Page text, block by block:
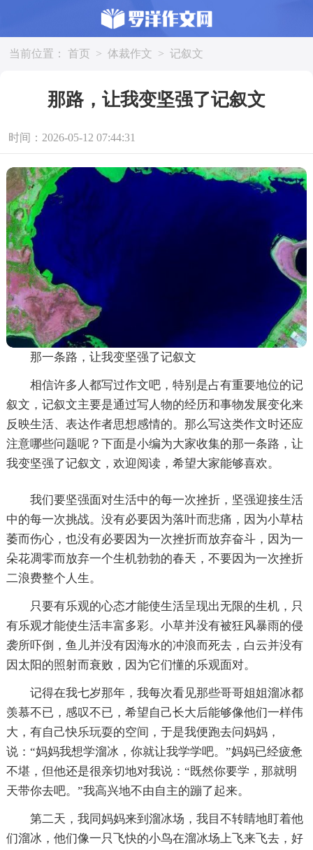
当前位置： 首页 > 体裁作文 > 记叙文
那路，让我变坚强了记叙文
时间：2026-05-12 07:44:31
那一条路，让我变坚强了记叙文
相信许多人都写过作文吧，特别是占有重要地位的记
叙文，记叙文主要是通过写人物的经历和事物发展变化来
反映生活、表达作者思想感情的。那么写这类作文时还应
注意哪些问题呢？下面是小编为大家收集的那一条路，让
我变坚强了记叙文，欢迎阅读，希望大家能够喜欢。
我们要坚强面对生活中的每一次挫折，坚强迎接生活
中的每一次挑战。没有必要因为落叶而悲痛，因为小草枯
萎而伤心，也没有必要因为一次挫折而放弃奋斗，因为一
朵花凋零而放弃一个生机勃勃的春天，不要因为一次挫折
二浪费整个人生。
只要有乐观的心态才能使生活呈现出无限的生机，只
有乐观才能使生活丰富多彩。小草并没有被狂风暴雨的侵
袭所吓倒，鱼儿并没有因海水的冲浪而死去，白云并没有
因太阳的照射而衰败，因为它们懂的乐观面对。
记得在我七岁那年，我每次看见那些哥哥姐姐溜冰都
羡慕不已，感叹不已，希望自己长大后能够像他们一样伟
大，有自己快乐玩耍的空间，于是我便跑去问妈妈，
说：“妈妈我想学溜冰，你就让我学学吧。”妈妈已经疲惫
不堪，但他还是很亲切地对我说：“既然你要学，那就明
天带你去吧。”我高兴地不由自主的蹦了起来。
第二天，我同妈妈来到溜冰场，我目不转睛地盯着他
们溜冰，他们像一只飞快的小鸟在溜冰场上飞来飞去，好